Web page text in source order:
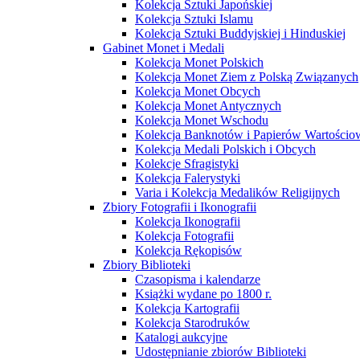
Kolekcja Sztuki Japońskiej
Kolekcja Sztuki Islamu
Kolekcja Sztuki Buddyjskiej i Hinduskiej
Gabinet Monet i Medali
Kolekcja Monet Polskich
Kolekcja Monet Ziem z Polską Związanych
Kolekcja Monet Obcych
Kolekcja Monet Antycznych
Kolekcja Monet Wschodu
Kolekcja Banknotów i Papierów
Kolekcja Medali Polskich i Obcych
Kolekcje Sfragistyki
Kolekcja Falerystyki
Varia i Kolekcja Medalików Religijnych
Zbiory Fotografii i Ikonografii
Kolekcja Ikonografii
Kolekcja Fotografii
Kolekcja Rękopisów
Zbiory Biblioteki
Czasopisma i kalendarze
Książki wydane po 1800 r.
Kolekcja Kartografii
Kolekcja Starodruków
Katalogi aukcyjne
Udostępnianie zbiorów Biblioteki